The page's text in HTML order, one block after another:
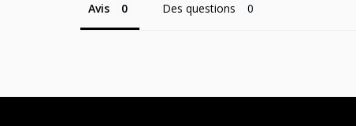
Avis Des questions